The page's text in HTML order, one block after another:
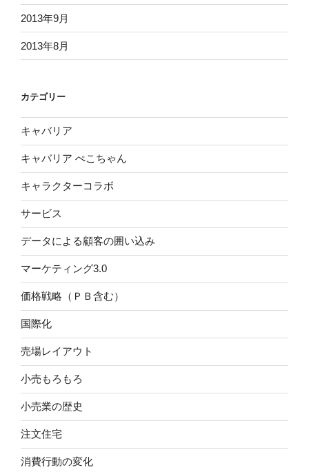
2013年9月
2013年8月
カテゴリー
キャバリア
キャバリア ぺこちゃん
キャラクターコラボ
サービス
データによる顧客の囲い込み
マーケティング3.0
価格戦略（ＰＢ含む）
国際化
売場レイアウト
小売もろもろ
小売業の歴史
注文住宅
消費行動の変化